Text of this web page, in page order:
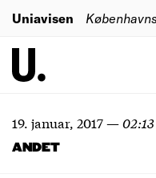
Uniavisen
19. januar, 2017—02:13
ANDET